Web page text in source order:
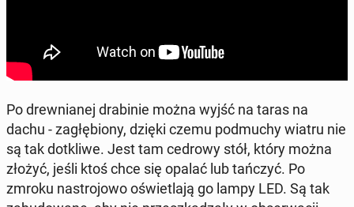
Po drew­nia­nej dra­bi­nie można wyjść na taras na
dachu - za­głę­bio­ny, dzięki czemu po­dmu­chy wiatru nie
są tak do­tkli­we. Jest tam cedrowy stół, który można
złożyć, jeśli ktoś chce się opalać lub tańczyć. Po
zmroku na­stro­jo­wo oświe­tla­ją go lampy LED. Są tak